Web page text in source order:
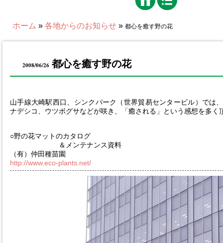
ホーム » 各地からのお知らせ » 都心を癒す野の花
2008/06/26 都心を癒す野の花
山手線大崎駅西口、シンクパーク（世界貿易センタービル）では
ナデシコ、ウツボグサなどが咲き、「癒される」という感想を多く
○野の花マットのカタログ
＆メンテナンス資料
（有）仲田種苗園
http://www.eco-plants.net/